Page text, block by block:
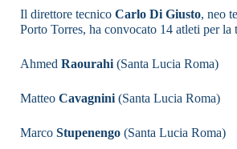
Il direttore tecnico Carlo Di Giusto, neo
Porto Torres, ha convocato 14 atleti per la
Ahmed Raourahi (Santa Lucia Roma)
Matteo Cavagnini (Santa Lucia Roma)
Marco Stupenengo (Santa Lucia Roma)